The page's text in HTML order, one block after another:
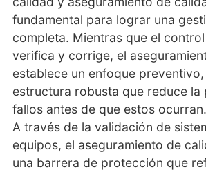
fundamental para lograr una
completa. Mientras que el
verifica y corrige, el
establece un enfoque
estructura robusta que reduce la
fallos antes de que estos ocurran.
A través de la validación de
equipos, el aseguramiento de
una barrera de protección que